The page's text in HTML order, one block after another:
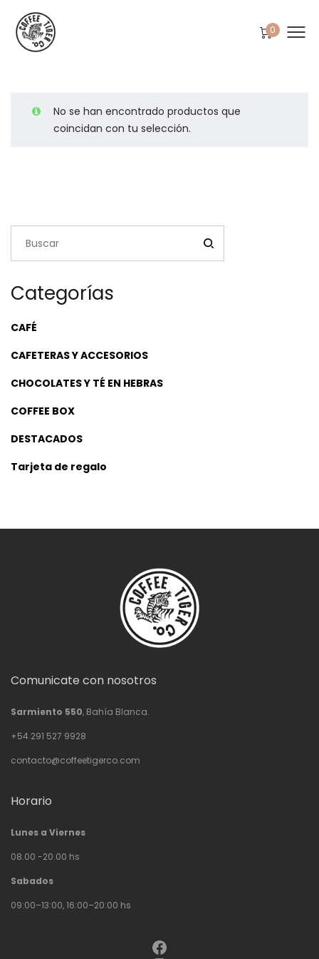
0
No se han encontrado productos que
coincidan con tu selección.
Categorías
CAFÉ
CAFETERAS Y ACCESORIOS
CHOCOLATES Y TÉ EN HEBRAS
COFFEE BOX
DESTACADOS
Tarjeta de regalo
Comunicate con nosotros
Sarmiento 550, Bahía Blanca.
+54 291 527 9928
contacto@coffeetigerco.com
Horario
Lunes a Viernes
08.00 -20.00 hs
Sabados
09:00–13:00, 16:00–20:00 hs
Facebook